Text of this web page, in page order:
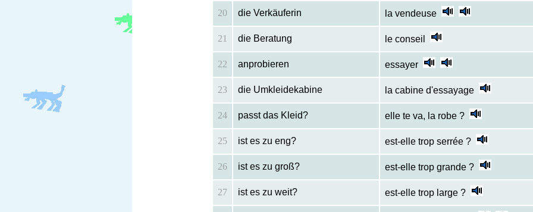
20 die Verkäuferin la vendeuse
21 die Beratung le conseil
22 anprobieren essayer
23 die Umkleidekabine la cabine d'essayage
24 passt das Kleid? elle te va, la robe ?
25 ist es zu eng? est-elle trop serrée ?
26 ist es zu groß? est-elle trop grande ?
27 ist es zu weit? est-elle trop large ?